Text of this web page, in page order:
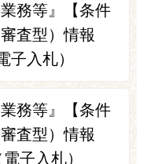
務等』【条件
審査型）情報
子入札）
務等』【条件
審査型）情報
子入札）